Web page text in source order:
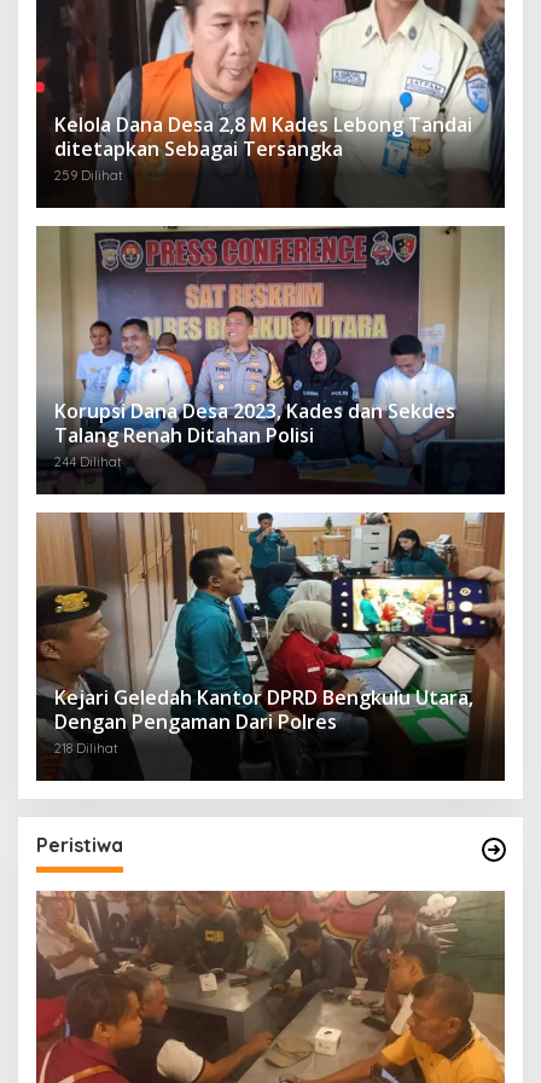
Kelola Dana Desa 2,8 M Kades Lebong Tandai
ditetapkan Sebagai Tersangka
259 Dilihat
Korupsi Dana Desa 2023, Kades dan Sekdes
Talang Renah Ditahan Polisi
244 Dilihat
Kejari Geledah Kantor DPRD Bengkulu Utara,
Dengan Pengaman Dari Polres
218 Dilihat
Peristiwa